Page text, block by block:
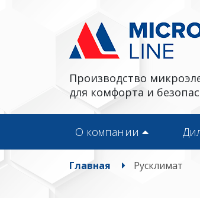
Производство
для комфорта и
О компании
Главная Русклимат